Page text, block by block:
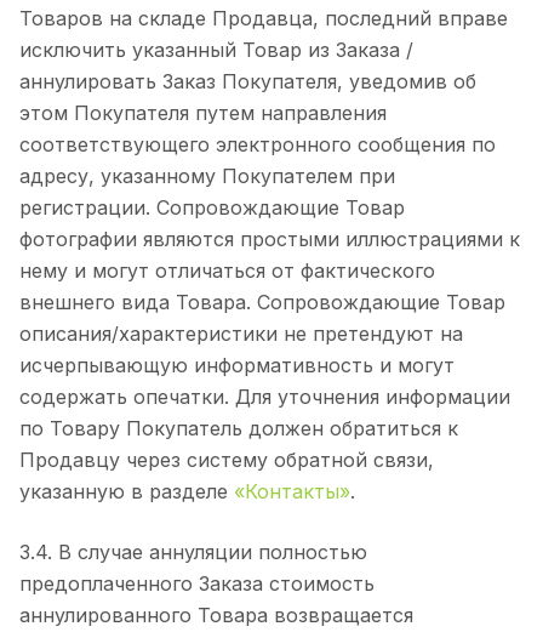
Товаров на складе Продавца, последний вправе
исключить указанный Товар из Заказа /
аннулировать Заказ Покупателя, уведомив об
этом Покупателя путем направления
соответствующего электронного сообщения по
адресу, указанному Покупателем при
регистрации. Сопровождающие Товар
фотографии являются простыми иллюстрациями к
нему и могут отличаться от фактического
внешнего вида Товара. Сопровождающие Товар
описания/характеристики не претендуют на
исчерпывающую информативность и могут
содержать опечатки. Для уточнения информации
по Товару Покупатель должен обратиться к
Продавцу через систему обратной связи,
указанную в разделе «Контакты».
3.4. В случае аннуляции полностью
предоплаченного Заказа стоимость
аннулированного Товара возвращается